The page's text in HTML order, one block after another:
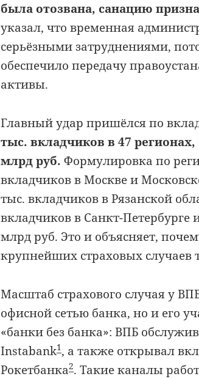
была отозвана, санацию
указал, что временная
серьёзными затруднениями,
обеспечило передачу
активы.
Главный удар пришёлся по
тыс. вкладчиков в 47
млрд руб. Формулировка по
вкладчиков в Москве и
тыс. вкладчиков в Рязанской
вкладчиков в Санкт-Петербурге
млрд руб. Это и объясняет,
крупнейших страховых случаев
Масштаб страхового случая у
офисной сетью банка, но и его
«банки без банка»: ВПБ
Instabank1, а также открывал
Рокетбанка2. Такие каналы